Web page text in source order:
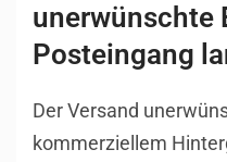
unerwünschte
Posteingang
Der Versand
kommerziellem